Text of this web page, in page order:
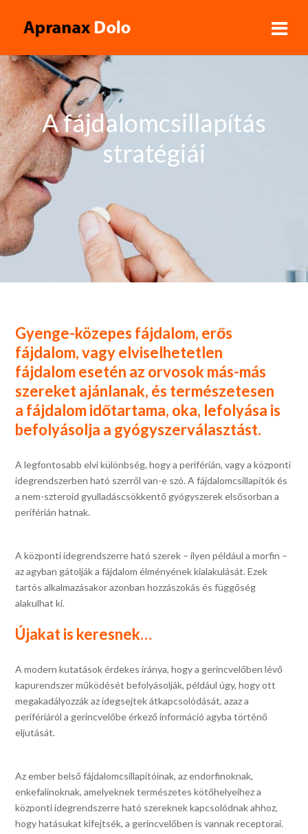
A fájdalomcsillapítás
stratégiái
Gyenge-közepes fájdalom, erős
fájdalom, vagy elviselhetetlen
fájdalom esetén az orvosok más-más
szereket ajánlanak, és természetesen
a fájdalom időtartama, oka, lefolyása is
befolyásolja a gyógyszerválasztást.
A legfontosabb elvi különbség, hogy a periférián, vagy a központi
idegrendszerben ható szerről van-e szó. A fájdalomcsillapítók és
a nem-szteroid gyulladáscsökkentő gyógyszerek elsősorban a
periférián hatnak.
A központi idegrendszerre ható szerek – ilyen például a morfin –
az agyban gátolják a fájdalom élményének kialakulását. Ezek
tartós alkalmazásakor azonban hozzászokás és függőség
alakulhat ki.
Újakat is keresnek…
A modern kutatások érdekes iránya, hogy a gerincvelőben lévő
kapurendszer működését befolyásolják, például úgy, hogy ott
megakadályozzák az idegsejtek átkapcsolódását, azaz a
perifériáról a gerincvelőbe érkező információ agyba történő
eljutását.
Az ember belső fájdalomcsillapítóinak, az endorfinoknak,
enkefalinoknak, amelyeknek természetes kötőhelyeihez a
központi idegrendszerre ható szereknek kapcsolódnak ahhoz,
hogy hatásukat kifejtsék, a gerincvelőben is vannak receptorai.